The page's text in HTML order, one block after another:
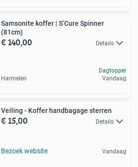
Samsonite koffer | S’Cure Spinner
(81cm)
€ 140,00 Details
Harmelen
Dagtopper
Vandaag
Veiling - Koffer handbagage sterren
€ 15,00 Details
Bezoek website Vandaag